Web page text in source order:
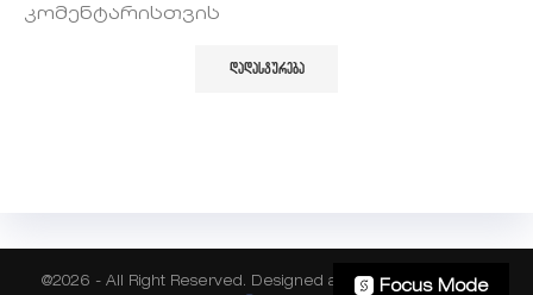
კომენტარისთვის
@2026 - All Right Reserved. Designed and Developed byNL
Focus Mode